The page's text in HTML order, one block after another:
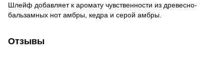
Шлейф добавляет к аромату чувственности из древесно-
бальзамных нот амбры, кедра и серой амбры.
Отзывы